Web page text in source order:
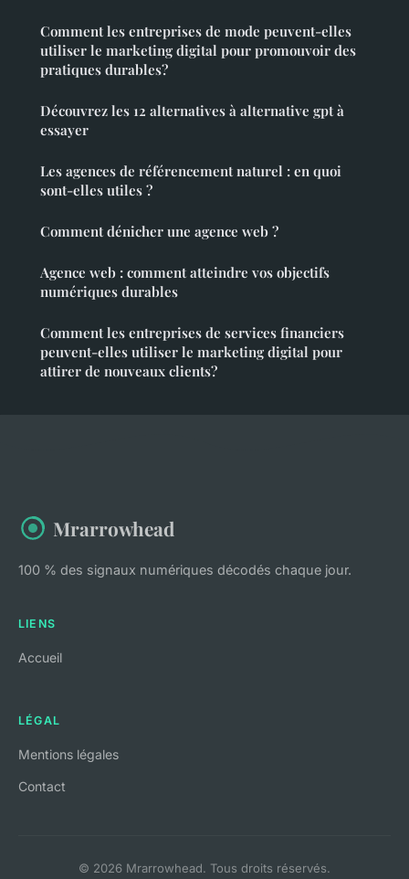
Comment les entreprises de mode peuvent-elles
utiliser le marketing digital pour promouvoir des
pratiques durables?
Découvrez les 12 alternatives à alternative gpt à
essayer
Les agences de référencement naturel : en quoi
sont-elles utiles ?
Comment dénicher une agence web ?
Agence web : comment atteindre vos objectifs
numériques durables
Comment les entreprises de services financiers
peuvent-elles utiliser le marketing digital pour
attirer de nouveaux clients?
Mrarrowhead
100 % des signaux numériques décodés chaque jour.
LIENS
Accueil
LÉGAL
Mentions légales
Contact
© 2026 Mrarrowhead. Tous droits réservés.